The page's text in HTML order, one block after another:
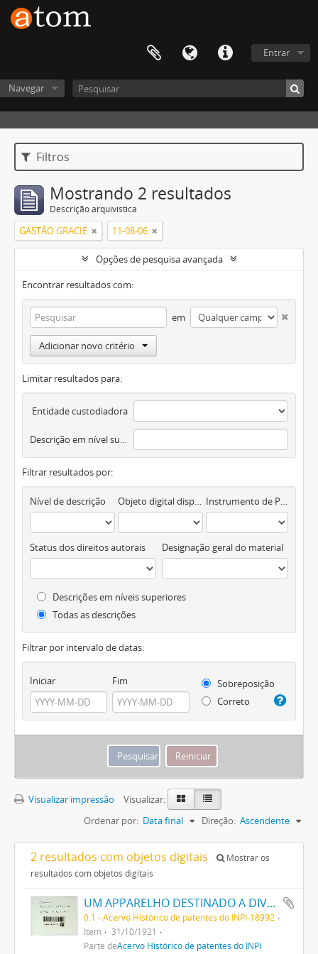
Entrar
Navegar
Filtros
Mostrando 2 resultados
Descrição arquivística
GASTÃO GRACIE 11-08-06
Opções de pesquisa avançada
Encontrar resultados com:
em
Adicionar novo critério
Limitar resultados para:
Entidade custodiadora
Descrição em nível superior
Filtrar resultados por:
Nível de descrição Objeto digital disponível Instrumento de Pesquisa
Status dos direitos autorais Designação geral do material
Descrições em níveis superiores
Todas as descrições
Filtrar por intervalo de datas:
Iniciar Fim
Sobreposição
Correto
Visualizar impressão
Visualizar:
Ordenar por: Data final Direção: Ascendente
2 resultados com objetos digitais
Mostrar os
resultados com objetos digitais
UM APPARELHO DESTINADO A DIVERSÕES PUBLICAS, DENOMINADO IDEAL PRADO
0.1 - Acervo Histórico de patentes do INPI-18992
Item
31/10/1921
Parte deAcervo Histórico de patentes do INPI